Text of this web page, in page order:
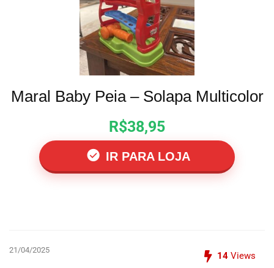
Maral Baby Peia – Solapa Multicolor
R$38,95
IR PARA LOJA
21/04/2025
14 Views